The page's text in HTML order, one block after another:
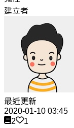
建立者
最近更新
2020-01-10 03:45
2
1